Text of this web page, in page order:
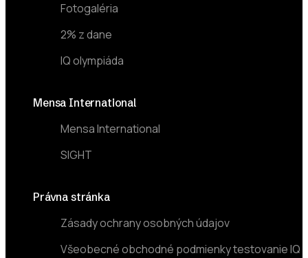
Fotogaléria
2% z dane
IQ olympiáda
Mensa International
Mensa International
SIGHT
Právna stránka
Zásady ochrany osobných údajov
Všeobecné obchodné podmienky testovanie IQ